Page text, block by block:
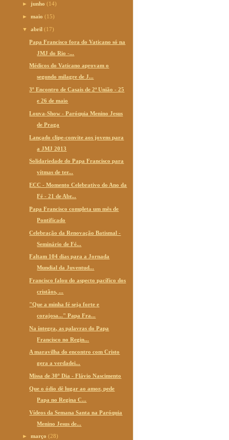
► junho(14)
►maio(15)
▼abril(17)
Papa Francisco fora do Vaticano só na
JMJ do Rio -...
Médicos do Vaticano aprovam o
segundo milagre de J...
3º Encontro de Casais de 2ª União - 25
e 26 de maio
Louva-Show - Paróquia Menino Jesus
de Praga
Lançado clipe-convite aos jovens para
a JMJ 2013
Solidariedade do Papa Francisco para
vítmas de ter...
ECC - Momento Celebrativo do Ano da
Fé - 21 de Abr...
Papa Francisco completa um mês de
Pontificado
Celebração da Renovação Batismal -
Seminário de Fé...
Faltam 104 dias para a Jornada
Mundial da Juventud...
Francisco falou do aspecto pacífico dos
cristãos, ...
"Que a minha fé seja forte e
corajosa..." Papa Fra...
Na íntegra, as palavras do Papa
Francisco no Regin...
A maravilha do encontro com Cristo
gera a verdadei...
Missa de 30º Dia - Flávio Nascimento
Que o ódio dê lugar ao amor, pede
Papa no Regina C...
Vídeos da Semana Santa na Paróquia
Menino Jesus de...
►março(28)